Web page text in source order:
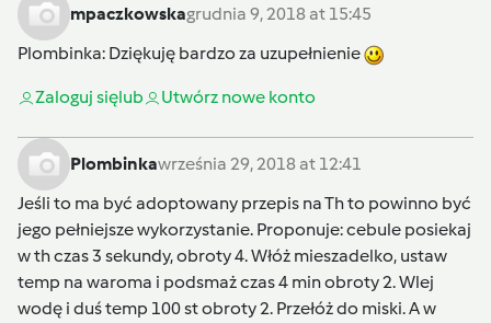
mpaczkowskagrudnia 9, 2018 at 15:45
Plombinka: Dziękuję bardzo za uzupełnienie
Zaloguj sięlub Utwórz nowe konto
Plombinkawrześnia 29, 2018 at 12:41
Jeśli to ma być adoptowany przepis na Th to powinno być
jego pełniejsze wykorzystanie. Proponuje: cebule posiekaj
w th czas 3 sekundy, obroty 4. Włóż mieszadelko, ustaw
temp na waroma i podsmaż czas 4 min obroty 2. Wlej
wodę i duś temp 100 st obroty 2. Przełóż do miski. A w